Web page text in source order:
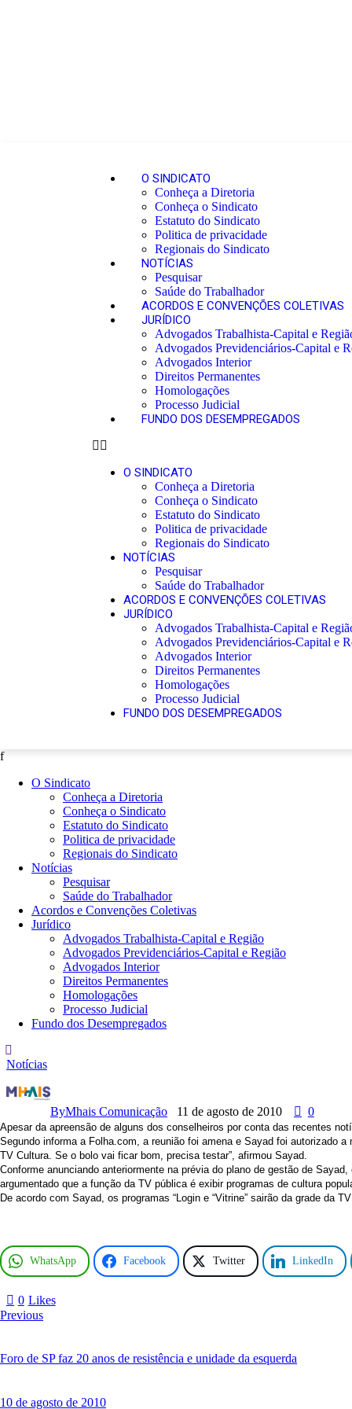
O SINDICATO
Conheça a Diretoria
Conheça o Sindicato
Estatuto do Sindicato
Politica de privacidade
Regionais do Sindicato
NOTÍCIAS
Pesquisar
Saúde do Trabalhador
ACORDOS E CONVENÇÕES COLETIVAS
JURÍDICO
Advogados Trabalhista-Capital e
Advogados Previdenciários-Capital e
Advogados Interior
Direitos Permanentes
Homologações
Processo Judicial
FUNDO DOS DESEMPREGADOS
O SINDICATO
Conheça a Diretoria
Conheça o Sindicato
Estatuto do Sindicato
Politica de privacidade
Regionais do Sindicato
NOTÍCIAS
Pesquisar
Saúde do Trabalhador
ACORDOS E CONVENÇÕES COLETIVAS
JURÍDICO
Advogados Trabalhista-Capital e
Advogados Previdenciários-Capital e
Advogados Interior
Direitos Permanentes
Homologações
Processo Judicial
FUNDO DOS DESEMPREGADOS
f
O Sindicato
Conheça a Diretoria
Conheça o Sindicato
Estatuto do Sindicato
Politica de privacidade
Regionais do Sindicato
Notícias
Pesquisar
Saúde do Trabalhador
Acordos e Convenções Coletivas
Jurídico
Advogados Trabalhista-Capital e Região
Advogados Previdenciários-Capital e Região
Advogados Interior
Direitos Permanentes
Homologações
Processo Judicial
Fundo dos Desempregados
Notícias
s
e
l
h
o
C
u
d
o
r
T
u
u
ByMhais Comunicação 11 de agosto de 2010 0
Apesar da apreensão de alguns dos conselheiros por conta das recentes
Segundo informa a Folha.com, a reunião foi amena e Sayad foi autorizado
TV Cultura. Se o bolo vai ficar bom, precisa testar”, afirmou Sayad.
Conforme anunciando anteriormente na prévia do plano de gestão de
argumentado que a função da TV pública é exibir programas de cultura
De acordo com Sayad, os programas “Login e “Vitrine” sairão da grade da
WhatsApp Facebook Twitter LinkedIn
0 Likes
Previous
Foro de SP faz 20 anos de resistência e unidade da esquerda
10 de agosto de 2010